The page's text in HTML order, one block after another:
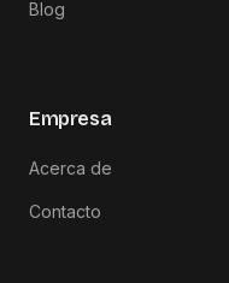
Blog
Empresa
Acerca de
Contacto